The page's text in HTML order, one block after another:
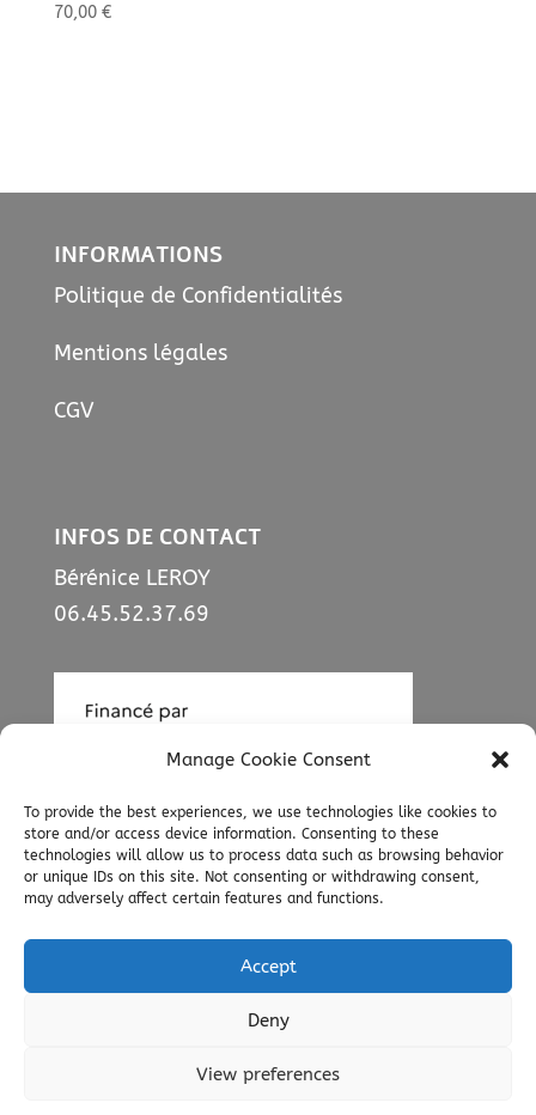
Manage Cookie Consent
To provide the best experiences, we use technologies like cookies to
store and/or access device information. Consenting to these
technologies will allow us to process data such as browsing behavior
or unique IDs on this site. Not consenting or withdrawing consent,
may adversely affect certain features and functions.
Accept
Deny
View preferences
70,00 €
INFORMATIONS
Politique de Confidentialités
Mentions légales
CGV
INFOS DE CONTACT
Bérénice LEROY
06.45.52.37.69
Wordpress